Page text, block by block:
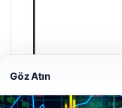
Enes Kaplan
Göz Atın